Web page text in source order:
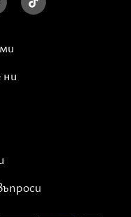
да си запишете
ни